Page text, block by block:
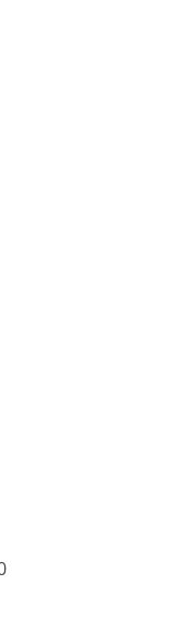
gesetzt
verwendet,
Dazu verfolgen
FPAU
Seiten zu